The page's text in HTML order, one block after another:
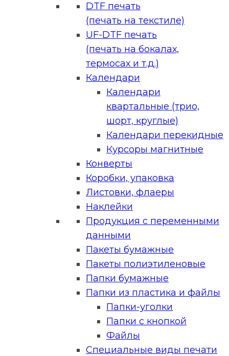
DTF печать
(печать на текстиле)
UF-DTF печать
(печать на бокалах,
термосах и т.д.)
Календари
Календари
квартальные (трио,
шорт, круглые)
Календари перекидные
Курсоры магнитные
Конверты
Коробки, упаковка
Листовки, флаеры
Наклейки
Продукция с переменными
данными
Пакеты бумажные
Пакеты полиэтиленовые
Папки бумажные
Папки из пластика и файлы
Папки-уголки
Папки с кнопкой
Файлы
Специальные виды печати